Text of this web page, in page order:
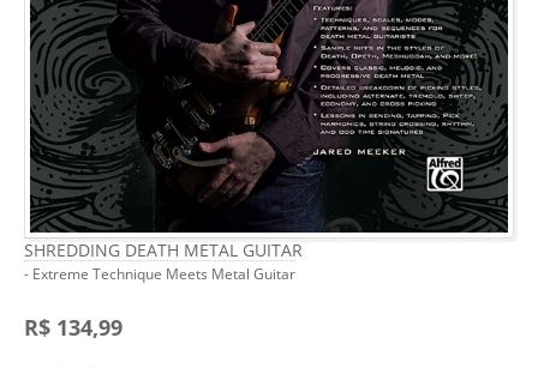
SHREDDING DEATH METAL GUITAR
- Extreme Technique Meets Metal Guitar
R$ 134,99